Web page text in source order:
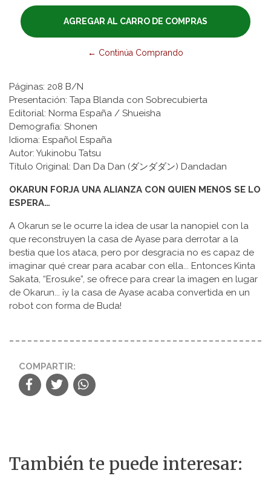
← Continúa Comprando
Páginas: 208 B/N
Presentación: Tapa Blanda con Sobrecubierta
Editorial: Norma España / Shueisha
Demografía: Shonen
Idioma: Español España
Autor: Yukinobu Tatsu
Título Original: Dan Da Dan (ダンダダン) Dandadan
OKARUN FORJA UNA ALIANZA CON QUIEN MENOS SE LO
ESPERA…
A Okarun se le ocurre la idea de usar la nanopiel con la
que reconstruyen la casa de Ayase para derrotar a la
bestia que los ataca, pero por desgracia no es capaz de
imaginar qué crear para acabar con ella... Entonces Kinta
Sakata, “Erosuke”, se ofrece para crear la imagen en lugar
de Okarun... ¡y la casa de Ayase acaba convertida en un
robot con forma de Buda!
COMPARTIR:
También te puede interesar: